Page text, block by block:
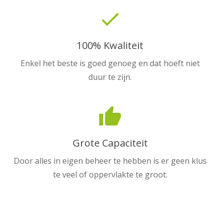
done
100% Kwaliteit
Enkel het beste is goed genoeg en dat hoeft niet
duur te zijn.
thumb_up
Grote Capaciteit
Door alles in eigen beheer te hebben is er geen klus
te veel of oppervlakte te groot.